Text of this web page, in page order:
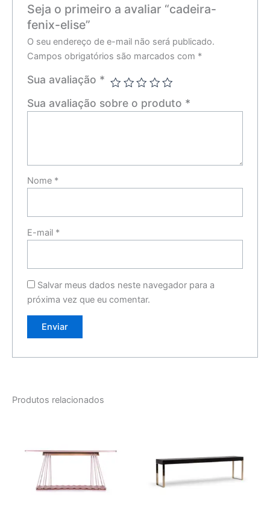
Seja o primeiro a avaliar “cadeira-
fenix-elise”
O seu endereço de e-mail não será publicado.
Campos obrigatórios são marcados com *
Sua avaliação *
Sua avaliação sobre o produto *
Nome *
E-mail *
Salvar meus dados neste navegador para a
próxima vez que eu comentar.
Produtos relacionados